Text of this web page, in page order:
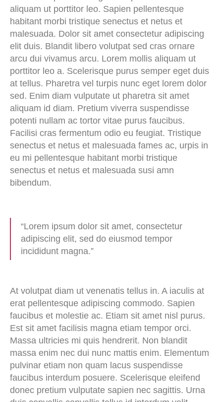
aliquam ut porttitor leo. Sapien pellentesque
habitant morbi tristique senectus et netus et
malesuada. Dolor sit amet consectetur adipiscing
elit duis. Blandit libero volutpat sed cras ornare
arcu dui vivamus arcu. Lorem mollis aliquam ut
porttitor leo a. Scelerisque purus semper eget duis
at tellus. Pharetra vel turpis nunc eget lorem dolor
sed. Enim diam vulputate ut pharetra sit amet
aliquam id diam. Pretium viverra suspendisse
potenti nullam ac tortor vitae purus faucibus.
Facilisi cras fermentum odio eu feugiat. Tristique
senectus et netus et malesuada fames ac, urpis in
eu mi pellentesque habitant morbi tristique
senectus et netus et malesuada susi amn
bibendum.
“Lorem ipsum dolor sit amet, consectetur
adipiscing elit, sed do eiusmod tempor
incididunt magna.”
At volutpat diam ut venenatis tellus in. A iaculis at
erat pellentesque adipiscing commodo. Sapien
faucibus et molestie ac. Etiam sit amet nisl purus.
Est sit amet facilisis magna etiam tempor orci.
Massa ultricies mi quis hendrerit. Non blandit
massa enim nec dui nunc mattis enim. Elementum
pulvinar etiam non quam lacus suspendisse
faucibus interdum posuere. Scelerisque eleifend
donec pretium vulputate sapien nec sagittis. Urna